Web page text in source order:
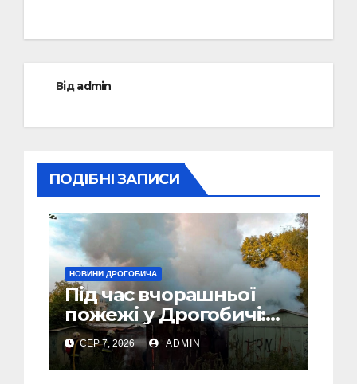
Відadmin
ПОДІБНІ ЗАПИСИ
НОВИНИ ДРОГОБИЧА
Під час вчорашньої
пожежі у Дрогобичі:
“врятовано” 4 гаражі
(Відео)
СЕР 7, 2026 ADMIN